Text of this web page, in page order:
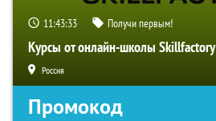
11:43:32 Получи первым!
Курсы от онлайн-школы Skillfactory
Россия
Промокод